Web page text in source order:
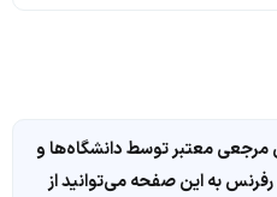
مرجعی معتبر توسط دانشگاه‌ها و
به این صفحه می‌توانید از